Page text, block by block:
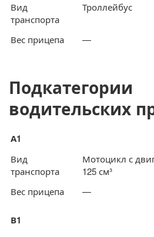
Вид
транспорта
Троллейбус
Вес прицепа —
Подкатегории
водительских
А1
Вид
транспорта
Мотоцикл с
125 см³
Вес прицепа
—
В1